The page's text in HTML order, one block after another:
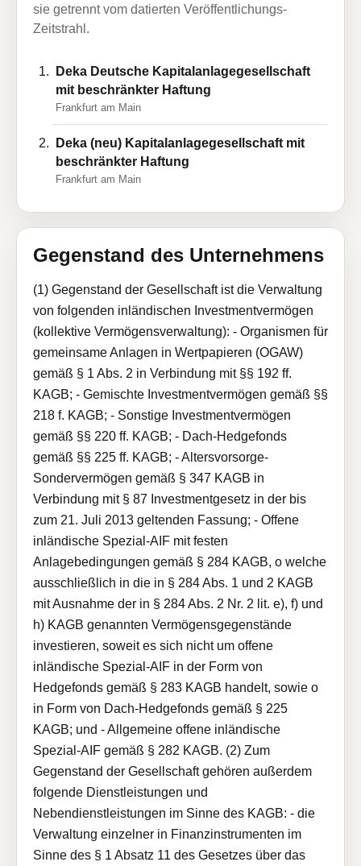
sie getrennt vom datierten Veröffentlichungs-
Zeitstrahl.
Deka Deutsche Kapitalanlagegesellschaft
mit beschränkter Haftung
Frankfurt am Main
Deka (neu) Kapitalanlagegesellschaft mit
beschränkter Haftung
Frankfurt am Main
Gegenstand des Unternehmens
(1) Gegenstand der Gesellschaft ist die Verwaltung
von folgenden inländischen Investmentvermögen
(kollektive Vermögensverwaltung): - Organismen für
gemeinsame Anlagen in Wertpapieren (OGAW)
gemäß § 1 Abs. 2 in Verbindung mit §§ 192 ff.
KAGB; - Gemischte Investmentvermögen gemäß §§
218 f. KAGB; - Sonstige Investmentvermögen
gemäß §§ 220 ff. KAGB; - Dach-Hedgefonds
gemäß §§ 225 ff. KAGB; - Altersvorsorge-
Sondervermögen gemäß § 347 KAGB in
Verbindung mit § 87 Investmentgesetz in der bis
zum 21. Juli 2013 geltenden Fassung; - Offene
inländische Spezial-AIF mit festen
Anlagebedingungen gemäß § 284 KAGB, o welche
ausschließlich in die in § 284 Abs. 1 und 2 KAGB
mit Ausnahme der in § 284 Abs. 2 Nr. 2 lit. e), f) und
h) KAGB genannten Vermögensgegenstände
investieren, soweit es sich nicht um offene
inländische Spezial-AIF in der Form von
Hedgefonds gemäß § 283 KAGB handelt, sowie o
in Form von Dach-Hedgefonds gemäß § 225
KAGB; und - Allgemeine offene inländische
Spezial-AIF gemäß § 282 KAGB. (2) Zum
Gegenstand der Gesellschaft gehören außerdem
folgende Dienstleistungen und
Nebendienstleistungen im Sinne des KAGB: - die
Verwaltung einzelner in Finanzinstrumenten im
Sinne des § 1 Absatz 11 des Gesetzes über das